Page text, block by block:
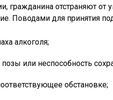
гражданина отстраняют от
Поводами для принятия
алкоголя;
позы или неспособность
обстановке;